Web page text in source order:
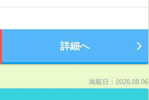
詳細へ
掲載日：2026.08.06